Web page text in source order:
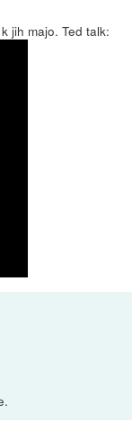
jih majo. Ted talk: